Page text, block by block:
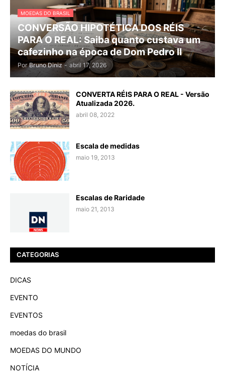
MOEDAS DO BRASIL
CONVERSÃO HIPOTÉTICA DOS RÉIS
PARA O REAL: Saiba quanto custava um
cafezinho na época de Dom Pedro II
Por Bruno Diniz - abril 17, 2026
CONVERTA RÉIS PARA O REAL - Versão
Atualizada 2026.
abril 08, 2022
Escala de medidas
maio 19, 2013
Escalas de Raridade
maio 21, 2013
CATEGORIAS
DICAS
EVENTO
EVENTOS
moedas do brasil
MOEDAS DO MUNDO
NOTÍCIA